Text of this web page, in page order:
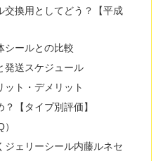
換用としてどう？【平成
ールとの比較
送スケジュール
ト・デメリット
【タイプ別評価】
ェリーシール内藤ルネセ